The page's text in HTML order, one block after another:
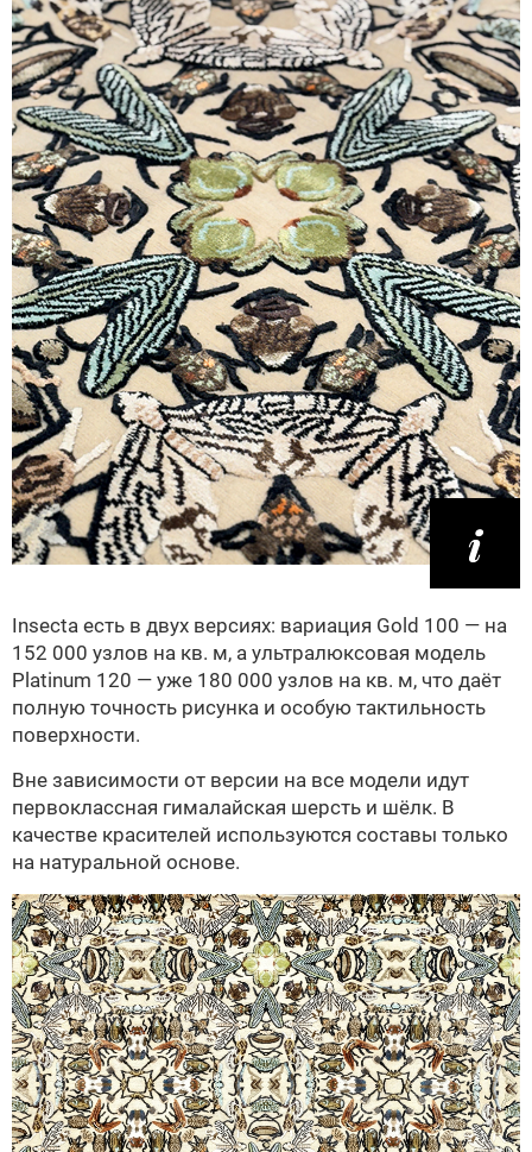
Insecta есть в двух версиях: вариация Gold 100 — на
152 000 узлов на кв. м, а ультралюксовая модель
Platinum 120 — уже 180 000 узлов на кв. м, что даёт
полную точность рисунка и особую тактильность
поверхности.
Вне зависимости от версии на все модели идут
первоклассная гималайская шерсть и шёлк. В
качестве красителей используются составы только
на натуральной основе.